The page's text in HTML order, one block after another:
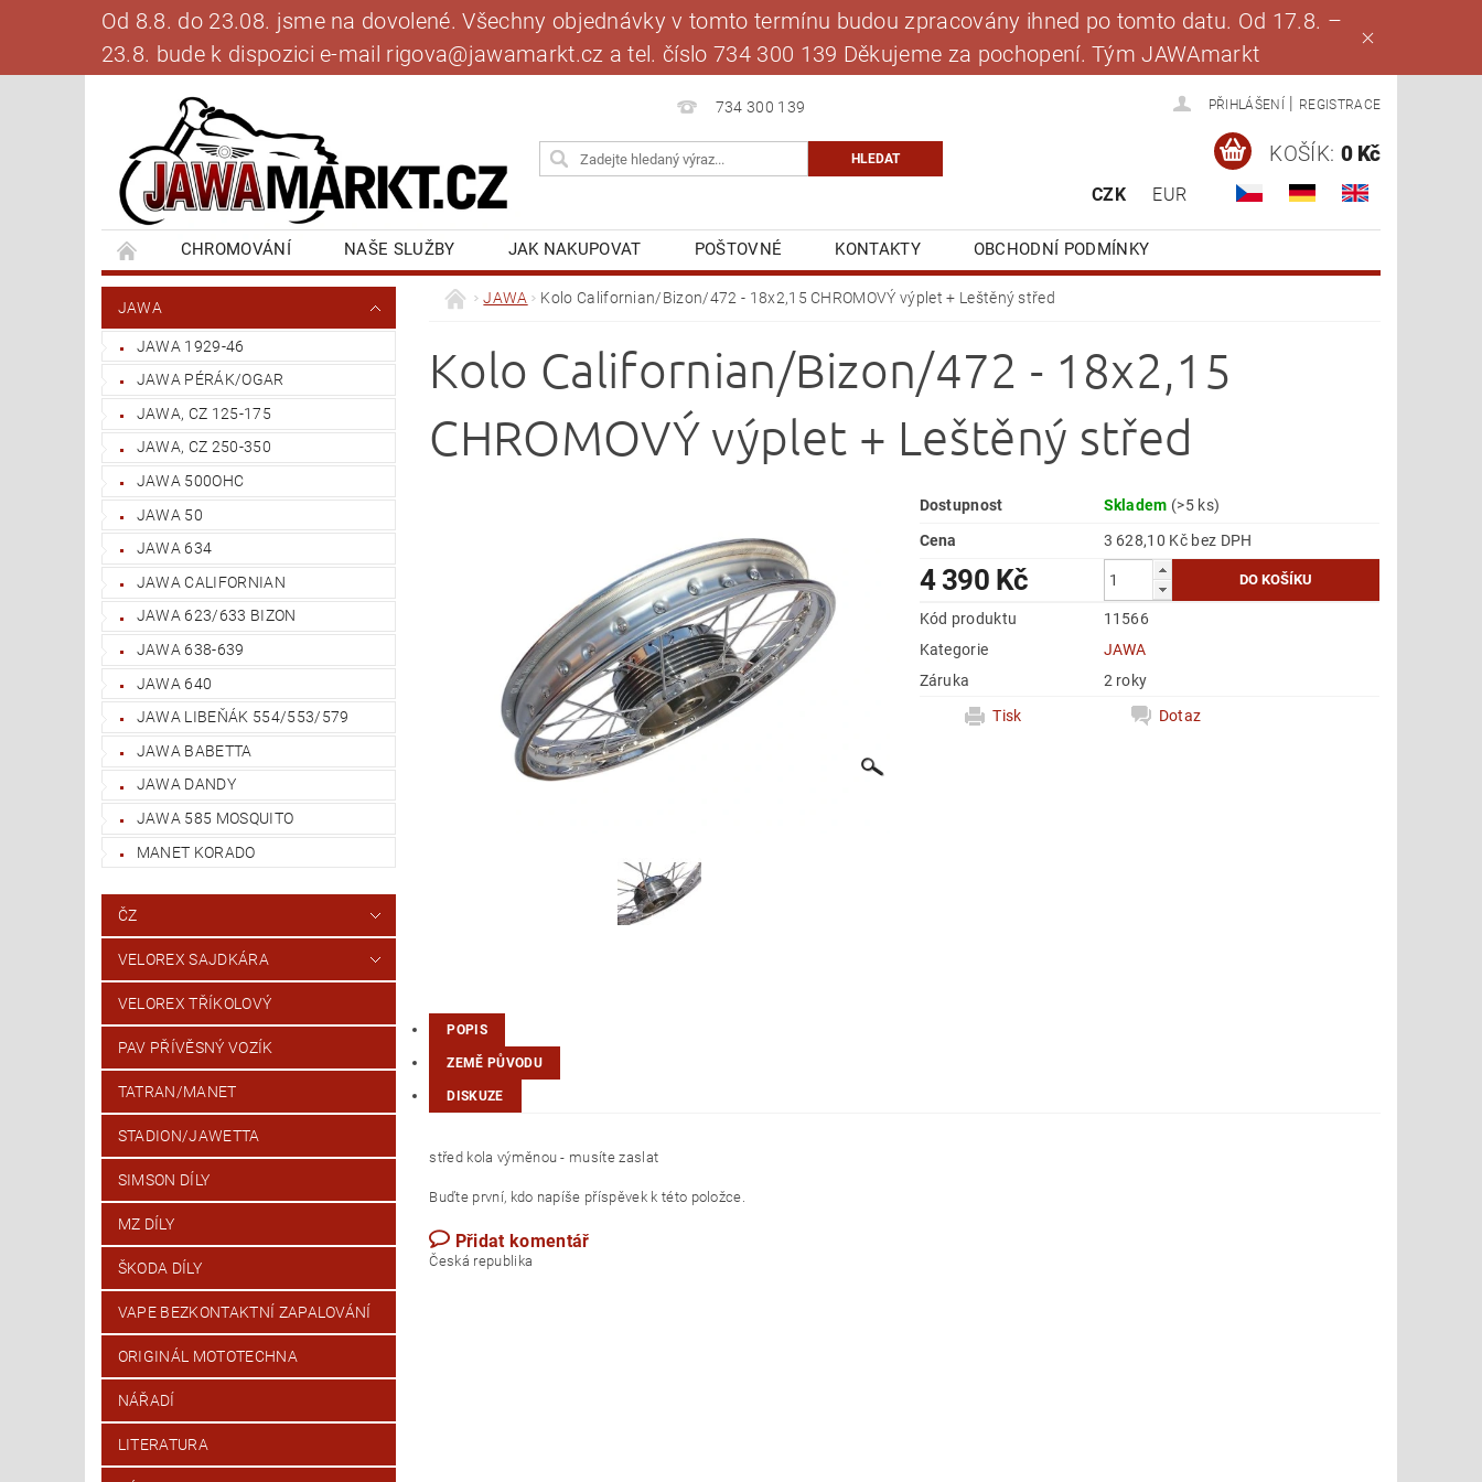
Od 8.8. do 23.08. jsme na dovolené. Všechny objednávky v tomto termínu budou zpracovány ihned po tomto datu. Od 17.8. –
23.8. bude k dispozici e-mail rigova@jawamarkt.cz a tel. číslo 734 300 139 Děkujeme za pochopení. Tým JAWAmarkt
734 300 139 PŘIHLÁŠENÍ REGISTRACE
CZK EUR
KOŠÍK: 0 Kč
CHROMOVÁNÍ NAŠE SLUŽBY JAK NAKUPOVAT POŠTOVNÉ KONTAKTY
OBCHODNÍ PODMÍNKY
BANKOVNÍ SPOJENÍ
NAPIŠTE NÁM BLOG MOJE OBJEDNÁVKA
JAWA
JAWA 1929-46
JAWA PÉRÁK/OGAR
JAWA, CZ 125-175
JAWA, CZ 250-350
JAWA 500OHC
JAWA 50
JAWA 634
JAWA CALIFORNIAN
JAWA 623/633 BIZON
JAWA 638-639
JAWA 640
JAWA LIBEŇÁK 554/553/579
JAWA BABETTA
JAWA DANDY
JAWA 585 MOSQUITO
MANET KORADO
ČZ
VELOREX SAJDKÁRA
VELOREX TŘÍKOLOVÝ
PAV PŘÍVĚSNÝ VOZÍK
TATRAN/MANET
STADION/JAWETTA
SIMSON DÍLY
MZ DÍLY
ŠKODA DÍLY
VAPE BEZKONTAKTNÍ ZAPALOVÁNÍ
ORIGINÁL MOTOTECHNA
NÁŘADÍ
LITERATURA
JAWA Kolo Californian/Bizon/472 - 18x2,15 CHROMOVÝ výplet + Leštěný střed
Kolo Californian/Bizon/472 - 18x2,15
CHROMOVÝ výplet + Leštěný střed
Dostupnost Skladem (>5 ks)
Cena
3 628,10 Kč bez DPH
4 390 Kč
Kód produktu
11566
Kategorie
JAWA
Záruka
2 roky
Tisk
Dotaz
POPIS
ZEMĚ PŮVODU
DISKUZE
střed kola výměnou - musíte zaslat
Buďte první, kdo napíše příspěvek k této položce.
Přidat komentář
Česká republika